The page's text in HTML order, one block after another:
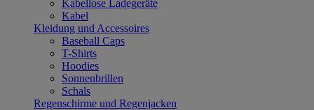
Kabellose Ladegeräte
Kabel
Kleidung und Accessoires
Baseball Caps
T-Shirts
Hoodies
Sonnenbrillen
Schals
Regenschirme und Regenjacken